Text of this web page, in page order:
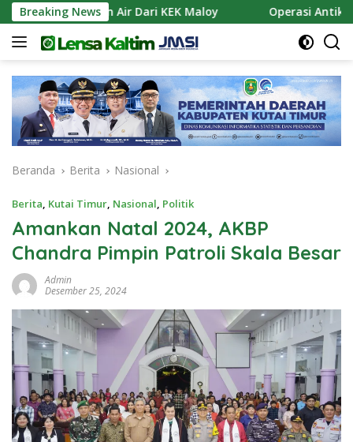
Langsung
ke
konten
Breaking News
Pasokan Air Dari KEK Maloy Operasi Antik
Beranda Berita Nasional
Berita, Kutai Timur, Nasional, Politik
Amankan Natal 2024, AKBP
Chandra Pimpin Patroli Skala Besar
Admin
Desember 25, 2024